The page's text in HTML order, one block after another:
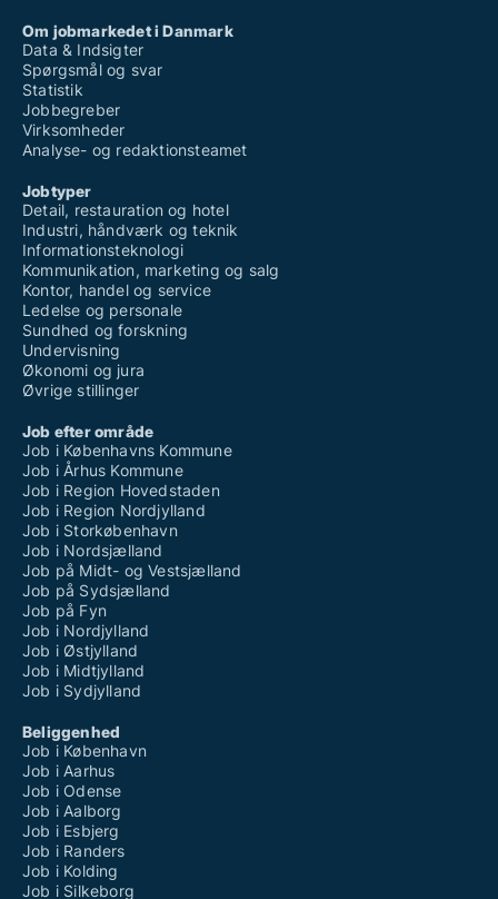
Om jobmarkedet i Danmark
Data & Indsigter
Spørgsmål og svar
Statistik
Jobbegreber
Virksomheder
Analyse- og redaktionsteamet
Jobtyper
Detail, restauration og hotel
Industri, håndværk og teknik
Informationsteknologi
Kommunikation, marketing og salg
Kontor, handel og service
Ledelse og personale
Sundhed og forskning
Undervisning
Økonomi og jura
Øvrige stillinger
Job efter område
Job i Københavns Kommune
Job i Århus Kommune
Job i Region Hovedstaden
Job i Region Nordjylland
Job i Storkøbenhavn
Job i Nordsjælland
Job på Midt- og Vestsjælland
Job på Sydsjælland
Job på Fyn
Job i Nordjylland
Job i Østjylland
Job i Midtjylland
Job i Sydjylland
Beliggenhed
Job i København
Job i Aarhus
Job i Odense
Job i Aalborg
Job i Esbjerg
Job i Randers
Job i Kolding
Job i Silkeborg